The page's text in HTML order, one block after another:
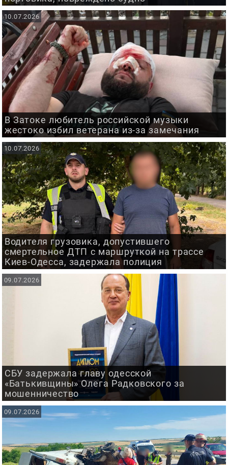
В Затоке любитель российской музыки
жестоко избил ветерана из-за замечания
10.07.2026
Водителя грузовика, допустившего
смертельное ДТП с маршруткой на трассе
Киев-Одесса, задержала полиция
10.07.2026
СБУ задержала главу одесской
«Батькивщины» Олега Радковского за
мошенничество
09.07.2026
09.07.2026